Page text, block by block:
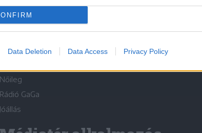
Data Deletion Data Access Privacy Policy
Napló
Erdélyi Napló
Nőileg
Rádió GaGa
Jóállás